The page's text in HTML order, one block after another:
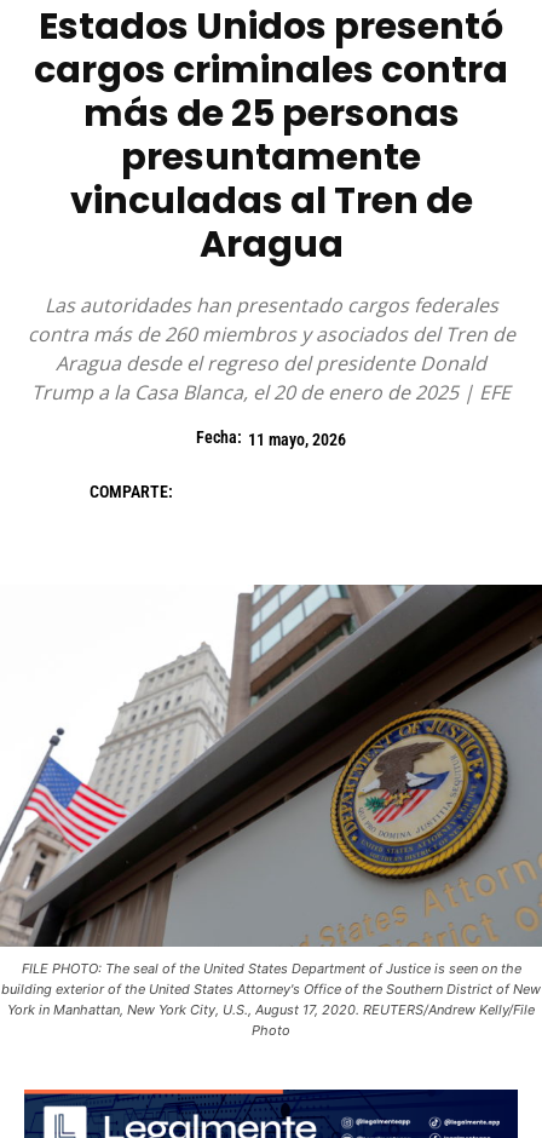
Estados Unidos presentó
cargos criminales contra
más de 25 personas
presuntamente
vinculadas al Tren de
Aragua
Las autoridades han presentado cargos federales
contra más de 260 miembros y asociados del Tren de
Aragua desde el regreso del presidente Donald
Trump a la Casa Blanca, el 20 de enero de 2025 | EFE
Fecha: 11 mayo, 2026
COMPARTE:
FILE PHOTO: The seal of the United States Department of Justice is seen on the
building exterior of the United States Attorney's Office of the Southern District of New
York in Manhattan, New York City, U.S., August 17, 2020. REUTERS/Andrew Kelly/File
Photo